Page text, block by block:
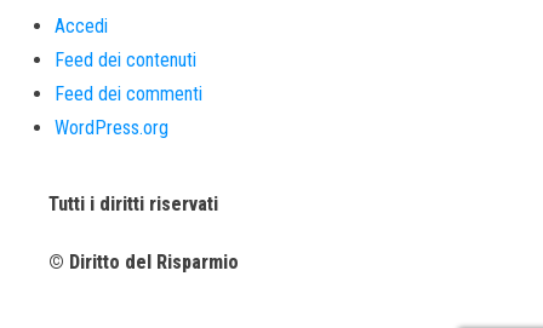
Accedi
Feed dei contenuti
Feed dei commenti
WordPress.org
Tutti i diritti riservati
© Diritto del Risparmio